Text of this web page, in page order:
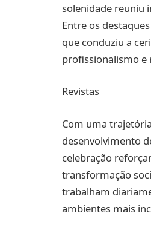
solenidade reuniu
Entre os
que conduziu a
profissionalismo e
Revistas
Com uma
desenvolvimento
celebração
transformação
trabalham
ambientes mais